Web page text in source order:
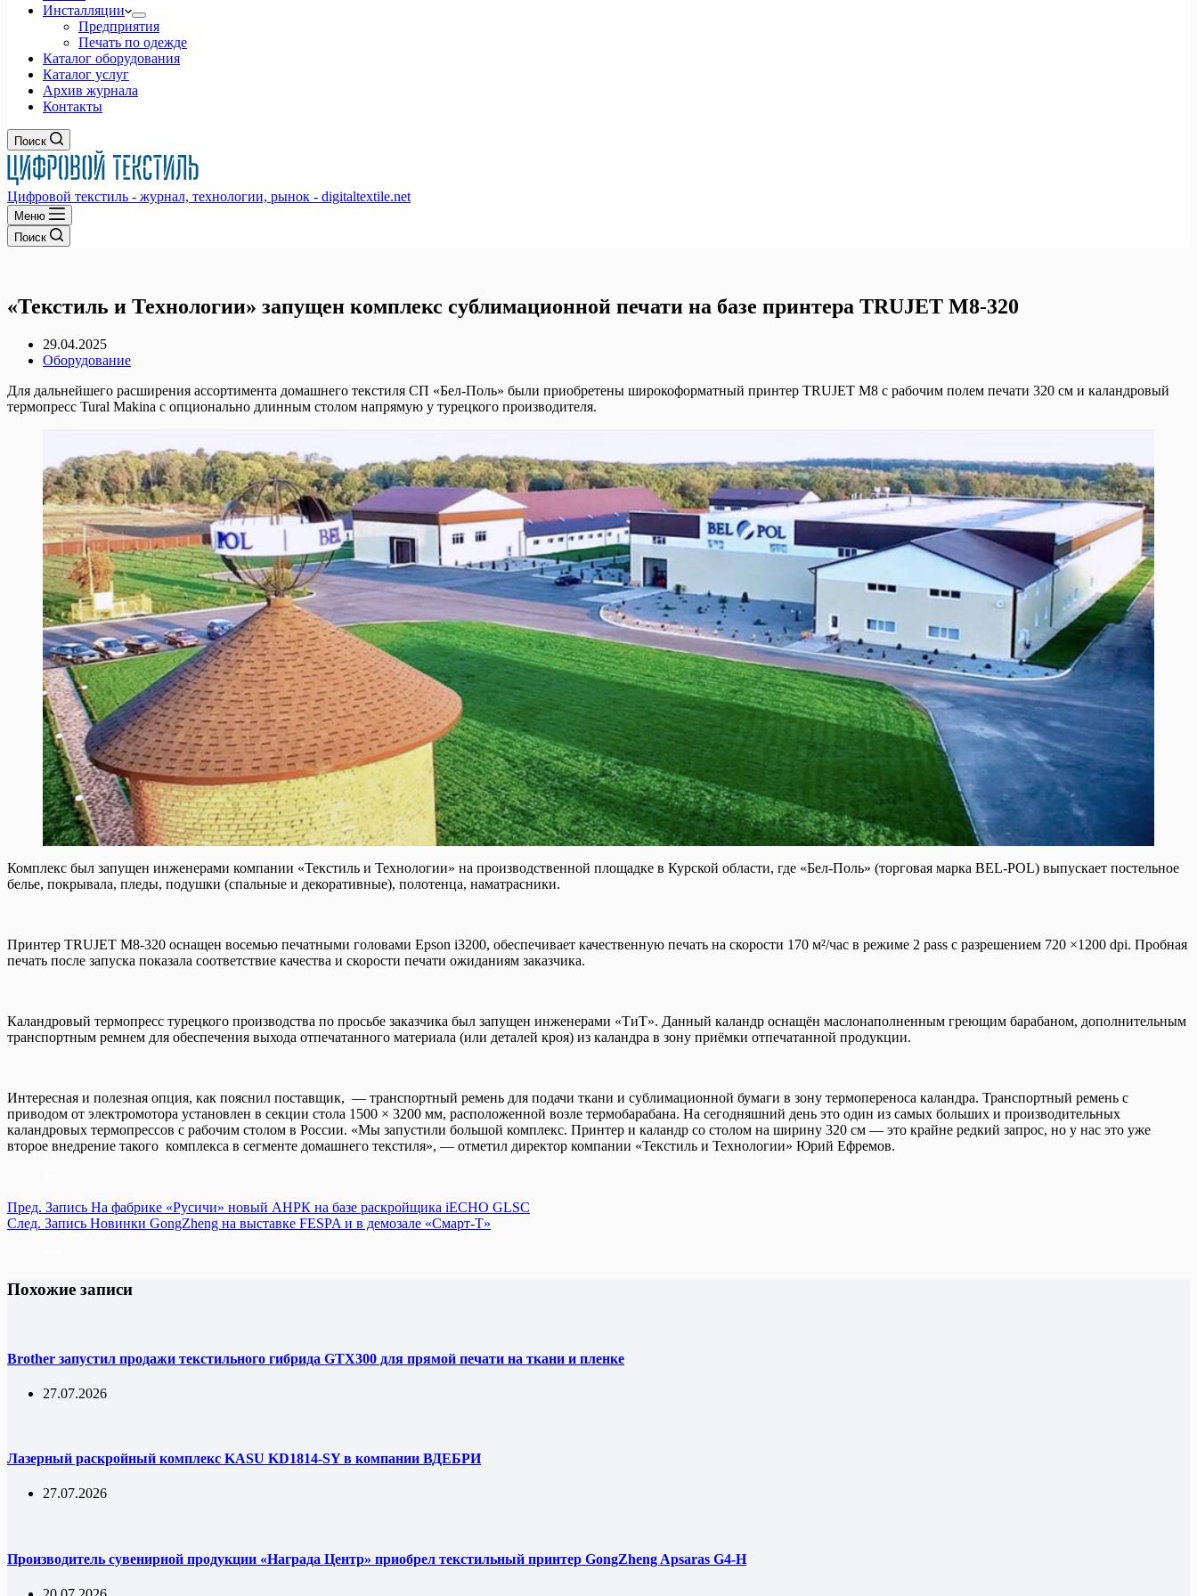
Инсталляции
Предприятия
Печать по одежде
Каталог оборудования
Каталог услуг
Архив журнала
Контакты
Поиск
Цифровой текстиль - журнал, технологии, рынок - digitaltextile.net
Меню
Поиск
«Текстиль и Технологии» запущен комплекс сублимационной печати на базе принтера TRUJET M8-320
29.04.2025
Оборудование
Для дальнейшего расширения ассортимента домашнего текстиля СП «Бел-Поль» были приобретены широкоформатный принтер TRUJET M8 с рабочим полем печати 320 см и каландровый
термопресс Tural Makina с опционально длинным столом напрямую у турецкого производителя.
Комплекс был запущен инженерами компании «Текстиль и Технологии» на производственной площадке в Курской области, где «Бел-Поль» (торговая марка BEL-POL) выпускает постельное
белье, покрывала, пледы, подушки (спальные и декоративные), полотенца, наматрасники.
Принтер TRUJET M8-320 оснащен восемью печатными головами Epson i3200, обеспечивает качественную печать на скорости 170 м²/час в режиме 2 pass с разрешением 720 ×1200 dpi. Пробная
печать после запуска показала соответствие качества и скорости печати ожиданиям заказчика.
Каландровый термопресс турецкого производства по просьбе заказчика был запущен инженерами «ТиТ». Данный каландр оснащён маслонаполненным греющим барабаном, дополнительным
транспортным ремнем для обеспечения выхода отпечатанного материала (или деталей кроя) из каландра в зону приёмки отпечатанной продукции.
Интересная и полезная опция, как пояснил поставщик, — транспортный ремень для подачи ткани и сублимационной бумаги в зону термопереноса каландра. Транспортный ремень с
приводом от электромотора установлен в секции стола 1500 × 3200 мм, расположенной возле термобарабана. На сегодняшний день это один из самых больших и производительных
каландровых термопрессов с рабочим столом в России. «Мы запустили большой комплекс. Принтер и каландр со столом на ширину 320 см — это крайне редкий запрос, но у нас это уже
второе внедрение такого комплекса в сегменте домашнего текстиля», — отметил директор компании «Текстиль и Технологии» Юрий Ефремов.
Пред. Запись На фабрике «Русичи» новый АНРК на базе раскройщика iECHO GLSC
След. Запись Новинки GongZheng на выставке FESPA и в демозале «Смарт-Т»
Похожие записи
Brother запустил продажи текстильного гибрида GTX300 для прямой печати на ткани и пленке
27.07.2026
Лазерный раскройный комплекс KASU KD1814-SY в компании ВДЕБРИ
27.07.2026
Производитель сувенирной продукции «Награда Центр» приобрел текстильный принтер GongZheng Apsaras G4-H